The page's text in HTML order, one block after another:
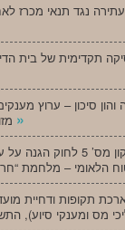
עתירה נגד תנאי מכרז
תקדימית של בית
והון סיכון – ערוץ
»
מעו”דכן יחסי עבודה –
תקופות ודחיית